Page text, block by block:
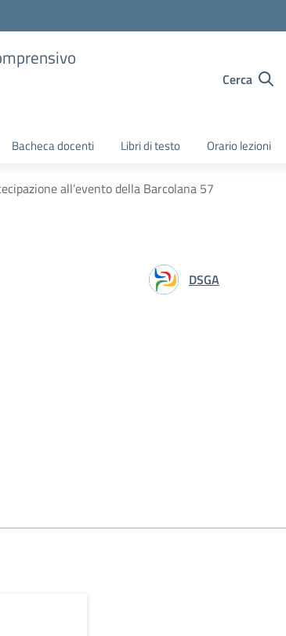
Cerca
Bacheca docenti Libri di testo Orario lezioni
all’evento della Barcolana 57
DSGA